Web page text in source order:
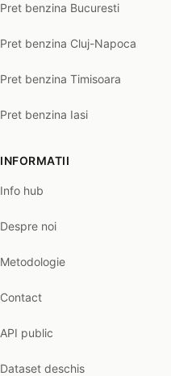
Pret benzina Bucuresti
Pret benzina Cluj-Napoca
Pret benzina Timisoara
Pret benzina Iasi
INFORMATII
Info hub
Despre noi
Metodologie
Contact
API public
Dataset deschis